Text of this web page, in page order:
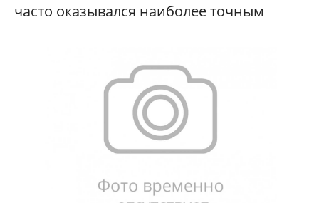
часто оказывался наиболее точным